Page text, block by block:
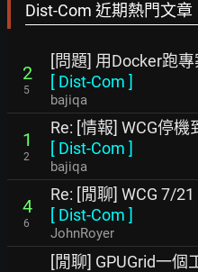
Dist-Com 近期熱門文章
2
5
[問題] 用Docker跑
[ Dist-Com ]
bajiqa
1
2
Re: [情報] WCG停
[ Dist-Com ]
bajiqa
4
6
Re: [閒聊] WCG 7/
[ Dist-Com ]
JohnRoyer
[閒聊] GPUGrid一個